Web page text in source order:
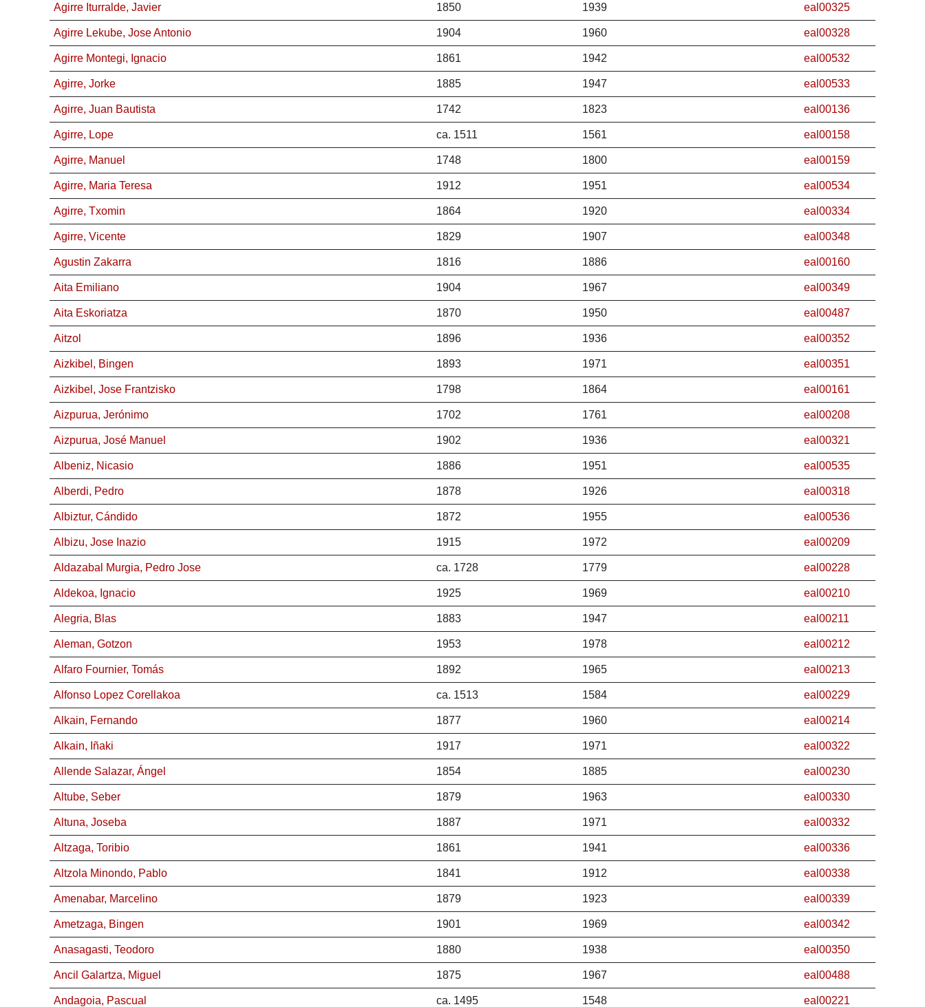
Agirre Iturralde, Javier 1850 1939 eal00325
Agirre Lekube, Jose Antonio 1904 1960 eal00328
Agirre Montegi, Ignacio 1861 1942 eal00532
Agirre, Jorke 1885 1947 eal00533
Agirre, Juan Bautista 1742 1823 eal00136
Agirre, Lope ca. 1511 1561 eal00158
Agirre, Manuel 1748 1800 eal00159
Agirre, Maria Teresa 1912 1951 eal00534
Agirre, Txomin 1864 1920 eal00334
Agirre, Vicente 1829 1907 eal00348
Agustin Zakarra 1816 1886 eal00160
Aita Emiliano 1904 1967 eal00349
Aita Eskoriatza 1870 1950 eal00487
Aitzol 1896 1936 eal00352
Aizkibel, Bingen 1893 1971 eal00351
Aizkibel, Jose Frantzisko 1798 1864 eal00161
Aizpurua, Jerónimo 1702 1761 eal00208
Aizpurua, José Manuel 1902 1936 eal00321
Albeniz, Nicasio 1886 1951 eal00535
Alberdi, Pedro 1878 1926 eal00318
Albiztur, Cándido 1872 1955 eal00536
Albizu, Jose Inazio 1915 1972 eal00209
Aldazabal Murgia, Pedro Jose ca. 1728 1779 eal00228
Aldekoa, Ignacio 1925 1969 eal00210
Alegria, Blas 1883 1947 eal00211
Aleman, Gotzon 1953 1978 eal00212
Alfaro Fournier, Tomás 1892 1965 eal00213
Alfonso Lopez Corellakoa ca. 1513 1584 eal00229
Alkain, Fernando 1877 1960 eal00214
Alkain, Iñaki 1917 1971 eal00322
Allende Salazar, Ángel 1854 1885 eal00230
Altube, Seber 1879 1963 eal00330
Altuna, Joseba 1887 1971 eal00332
Altzaga, Toribio 1861 1941 eal00336
Altzola Minondo, Pablo 1841 1912 eal00338
Amenabar, Marcelino 1879 1923 eal00339
Ametzaga, Bingen 1901 1969 eal00342
Anasagasti, Teodoro 1880 1938 eal00350
Ancil Galartza, Miguel 1875 1967 eal00488
Andagoia, Pascual ca. 1495 1548 eal00221